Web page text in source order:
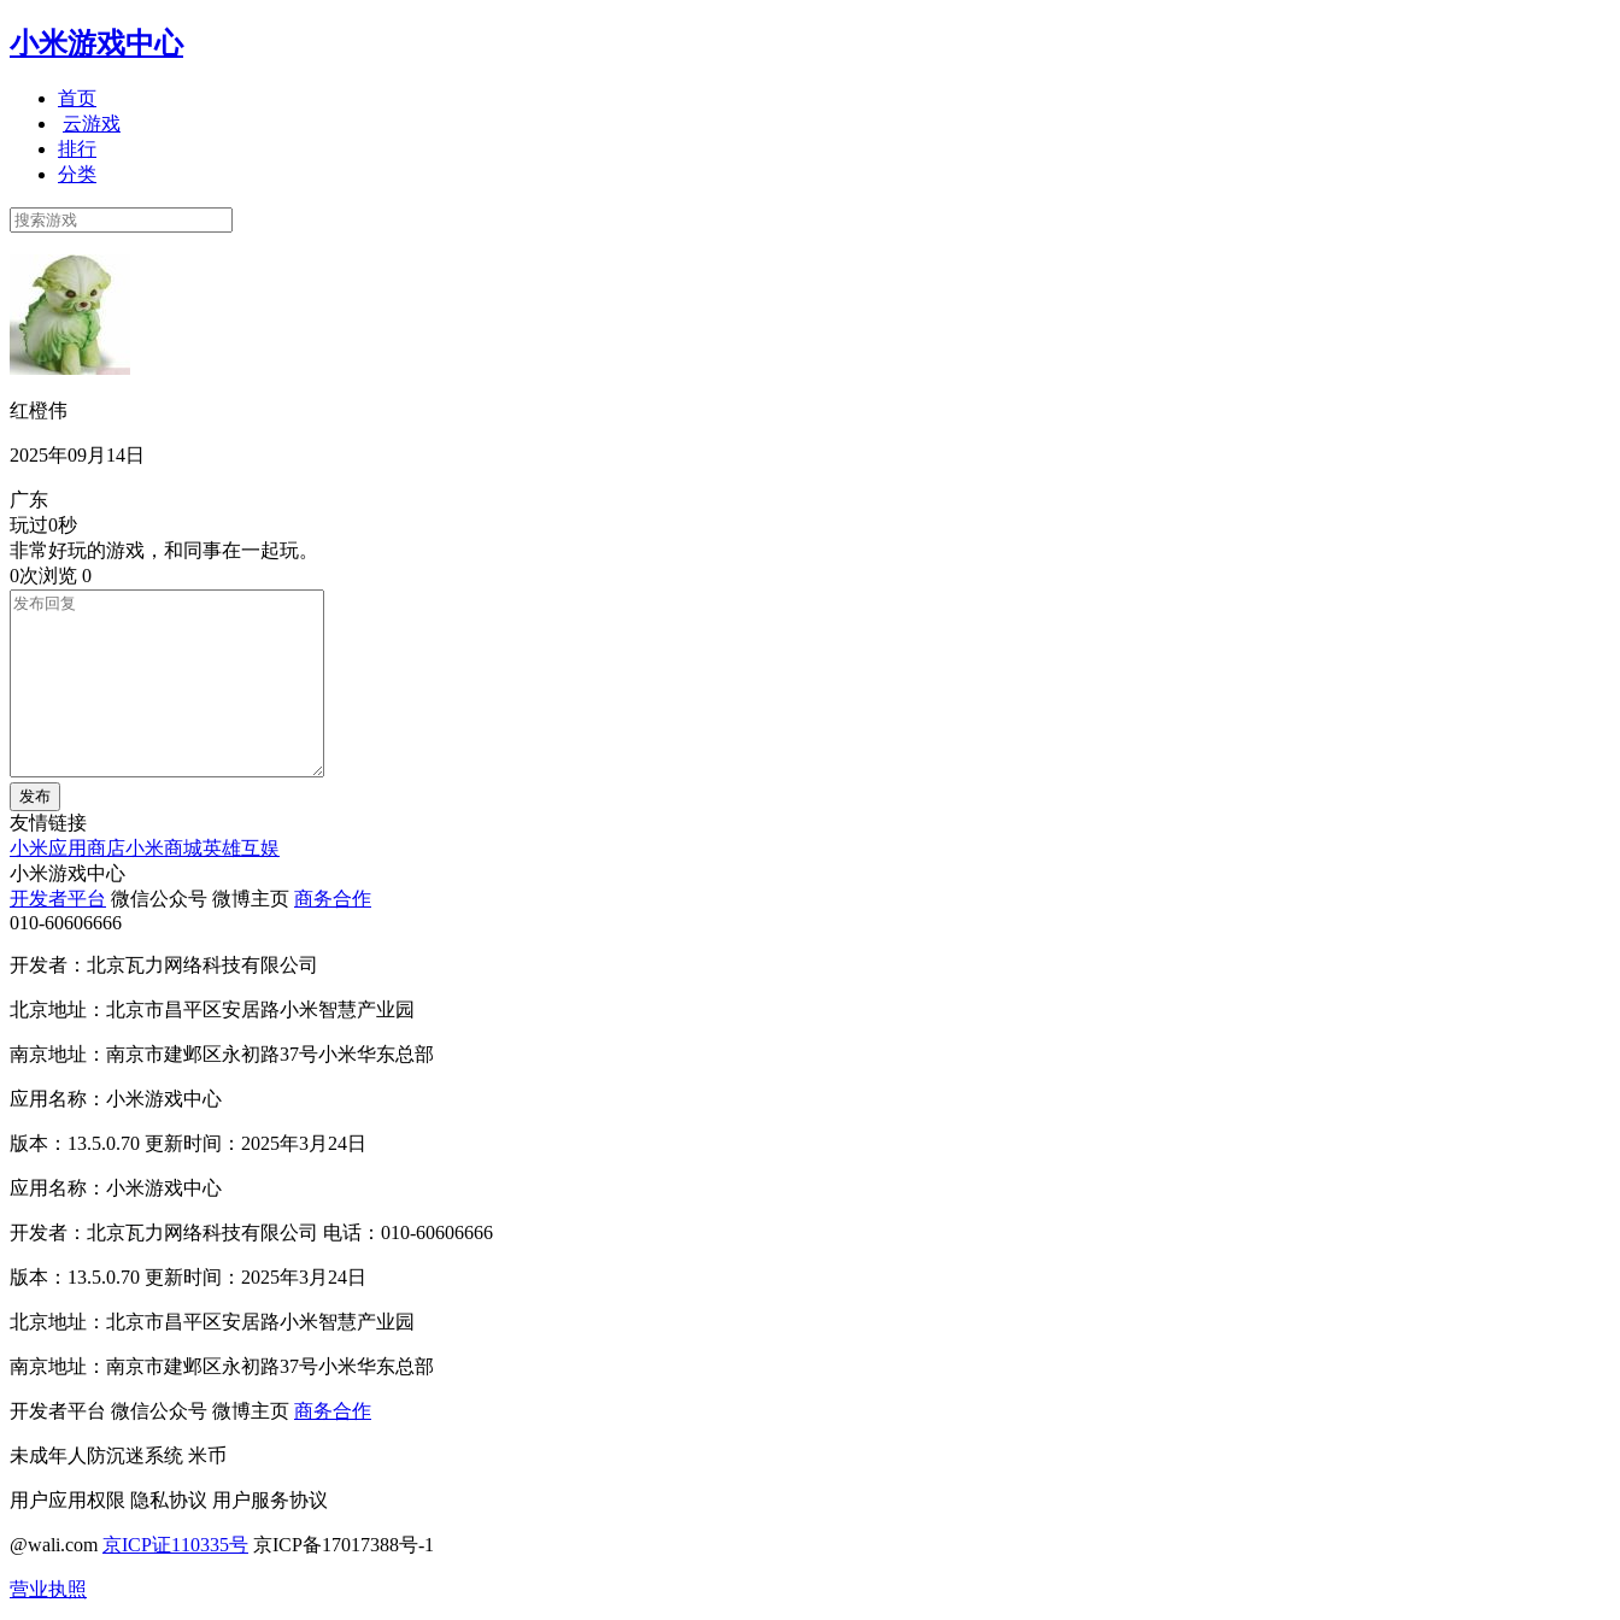
小米游戏中心
首页
云游戏
排行
分类
红橙伟
2025年09月14日
广东
玩过0秒
非常好玩的游戏，和同事在一起玩。
0次浏览 0
发布
友情链接
小米应用商店小米商城英雄互娱
小米游戏中心
开发者平台 微信公众号 微博主页 商务合作
010-60606666
开发者：北京瓦力网络科技有限公司
北京地址：北京市昌平区安居路小米智慧产业园
南京地址：南京市建邺区永初路37号小米华东总部
应用名称：小米游戏中心
版本：13.5.0.70 更新时间：2025年3月24日
应用名称：小米游戏中心
开发者：北京瓦力网络科技有限公司 电话：010-60606666
版本：13.5.0.70 更新时间：2025年3月24日
北京地址：北京市昌平区安居路小米智慧产业园
南京地址：南京市建邺区永初路37号小米华东总部
开发者平台 微信公众号 微博主页 商务合作
未成年人防沉迷系统 米币
用户应用权限 隐私协议 用户服务协议
@wali.com 京ICP证110335号 京ICP备17017388号-1
营业执照